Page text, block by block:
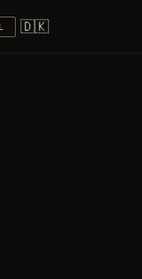
🇩🇰